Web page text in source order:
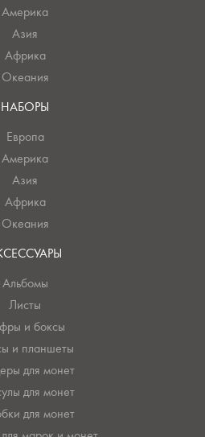
Америка
Азия
Африка
Океания
НАБОРЫ
Европа
Америка
Азия
Африка
Океания
Альбомы
Листы
и боксы
и планшеты
для монет
для монет
для монет